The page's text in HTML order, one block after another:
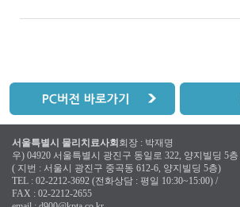
서울특별시 물리치료사회회장 : 박재명
우) 04920 서울특별시 광진구 동일로 322, 양지빌딩 5층
( 지번 : 서울시 광진구 중곡동 612-6, 양지빌딩 5층)
TEL : 02-2212-3692 (전화상담 : 평일 10:30~15:00) /
FAX : 02-2212-2655